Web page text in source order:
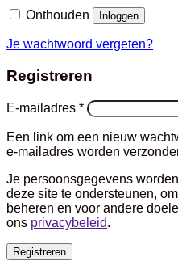
Onthouden Inloggen
Je wachtwoord vergeten?
Registreren
E-mailadres *Vereist
Een link om een nieuw
e-mailadres worden
Je persoonsgegevens
deze site te ondersteunen,
beheren en voor andere
ons privacybeleid.
Registreren